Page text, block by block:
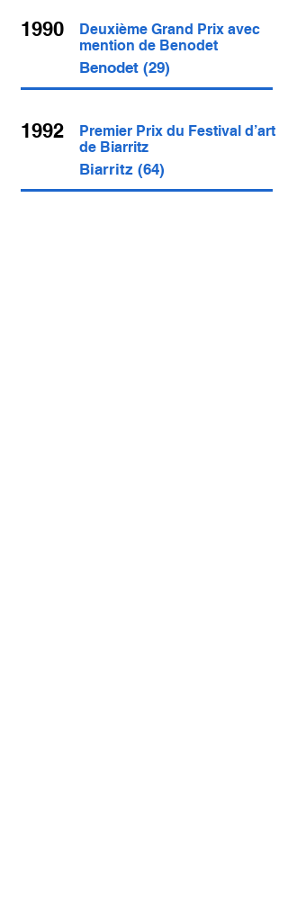
1990
Deuxième Grand Prix avec
mention de Benodet
Benodet (29)
1992
Premier Prix du Festival d’art
de Biarritz
Biarritz (64)